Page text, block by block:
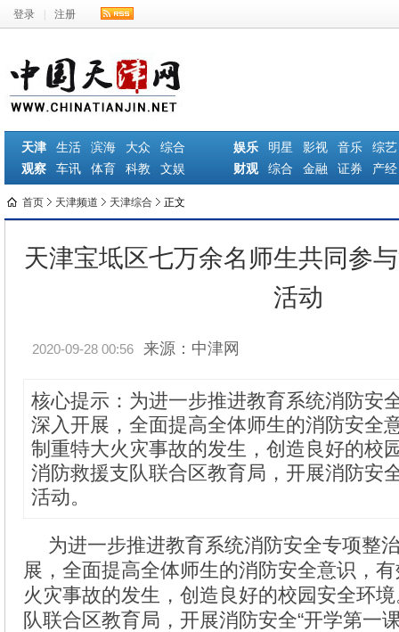
登录 注册
天津 生活 滨海 大众
综合
观察
车讯 体育 科教 文娱
娱乐 明星 影视 音乐
综艺
财观
综合 金融 证券 产经
首页 天津频道 天津综合 正文
天津宝坻区七万余名师生共同参
活动
2020-09-28 00:56 来源：中津网
核心提示：为进一步推进教育系统消防安
深入开展，全面提高全体师生的消防安全
制重特大火灾事故的发生，创造良好的校
消防救援支队联合区教育局，开展消防安
活动。
为进一步推进教育系统消防安全专项整
展，全面提高全体师生的消防安全意识，
火灾事故的发生，创造良好的校园安全环
队联合区教育局，开展消防安全“开学第一